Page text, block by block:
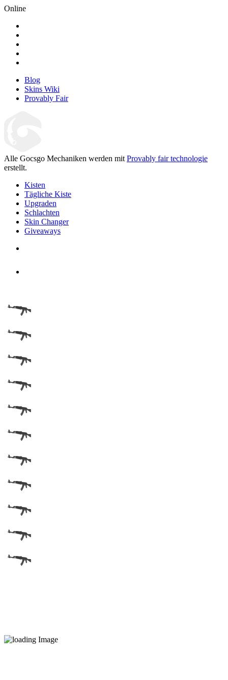
Online
Blog
Skins Wiki
Provably Fair
Alle Gocsgo Mechaniken werden mit Provably fair technologie
erstellt.
Kisten
Tägliche Kiste
Upgraden
Schlachten
Skin Changer
Giveaways